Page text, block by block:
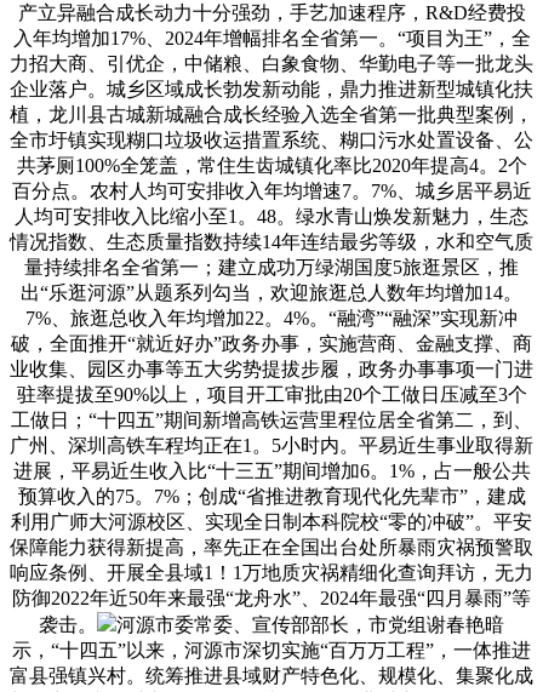
产立异融合成长动力十分强劲，手艺加速程序，R&D经费投
入年均增加17%、2024年增幅排名全省第一。“项目为王”，全
力招大商、引优企，中储粮、白象食物、华勤电子等一批龙头
企业落户。城乡区域成长勃发新动能，鼎力推进新型城镇化扶
植，龙川县古城新城融合成长经验入选全省第一批典型案例，
全市圩镇实现糊口垃圾收运措置系统、糊口污水处置设备、公
共茅厕100%全笼盖，常住生齿城镇化率比2020年提高4。2个
百分点。农村人均可安排收入年均增速7。7%、城乡居平易近
人均可安排收入比缩小至1。48。绿水青山焕发新魅力，生态
情况指数、生态质量指数持续14年连结最劣等级，水和空气质
量持续排名全省第一；建立成功万绿湖国度5旅逛景区，推
出“乐逛河源”从题系列勾当，欢迎旅逛总人数年均增加14。
7%、旅逛总收入年均增加22。4%。“融湾”“融深”实现新冲
破，全面推开“就近好办”政务办事，实施营商、金融支撑、商
业收集、园区办事等五大劣势提拔步履，政务办事事项一门进
驻率提拔至90%以上，项目开工审批由20个工做日压减至3个
工做日；“十四五”期间新增高铁运营里程位居全省第二，到、
广州、深圳高铁车程均正在1。5小时内。平易近生事业取得新
进展，平易近生收入比“十三五”期间增加6。1%，占一般公共
预算收入的75。7%；创成“省推进教育现代化先辈市”，建成
利用广师大河源校区、实现全日制本科院校“零的冲破”。平安
保障能力获得新提高，率先正在全国出台处所暴雨灾祸预警取
响应条例、开展全县域1！1万地质灾祸精细化查询拜访，无力
防御2022年近50年来最强“龙舟水”、2024年最强“四月暴雨”等
袭击。
河源市委常委、宣传部部长，市党组谢春艳暗
示，“十四五”以来，河源市深切实施“百万万工程”，一体推进
富县强镇兴村。统筹推进县域财产特色化、规模化、集聚化成